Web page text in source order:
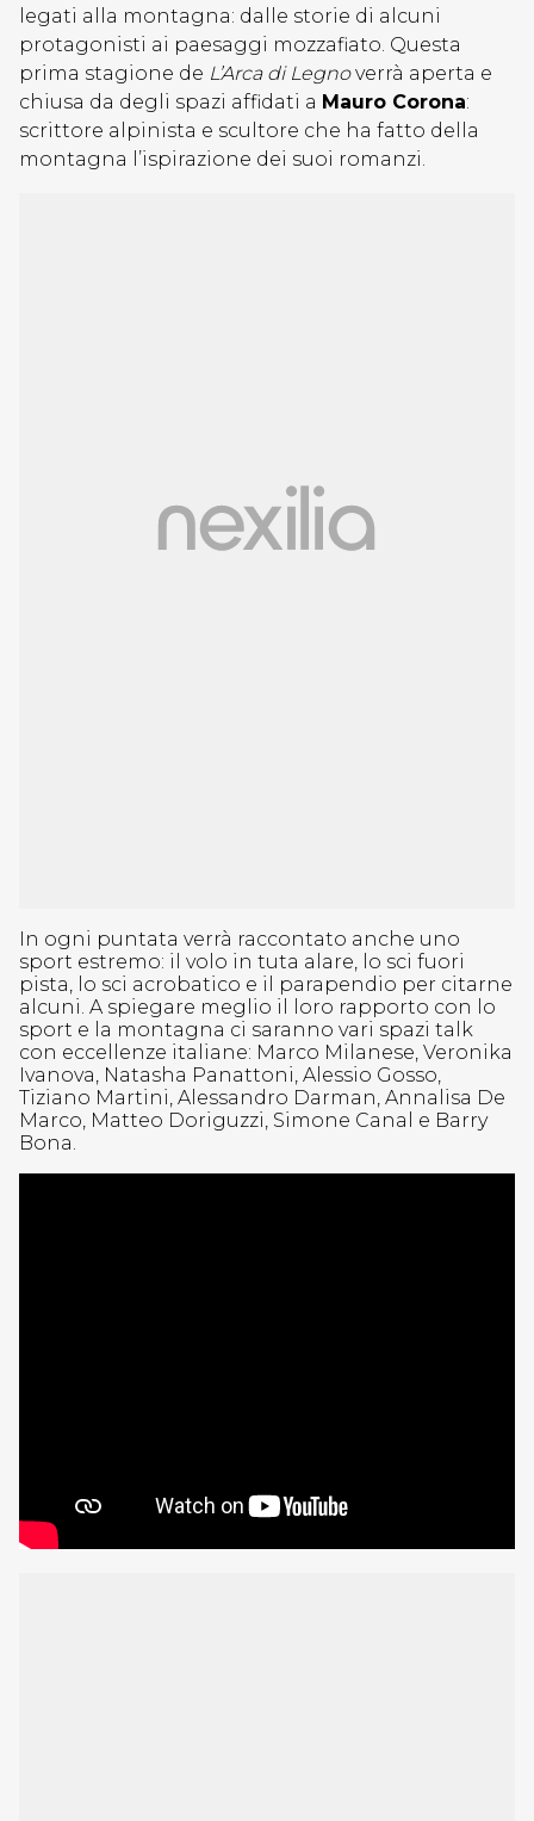
legati alla montagna: dalle storie di alcuni
protagonisti ai paesaggi mozzafiato. Questa
prima stagione de L’Arca di Legnoverrà aperta e
chiusa da degli spazi affidati a Mauro Corona:
scrittore alpinista e scultore che ha fatto della
montagna l’ispirazione dei suoi romanzi.
In ogni puntata verrà raccontato anche uno
sport estremo: il volo in tuta alare, lo sci fuori
pista, lo sci acrobatico e il parapendio per citarne
alcuni. A spiegare meglio il loro rapporto con lo
sport e la montagna ci saranno vari spazi talk
con eccellenze italiane: Marco Milanese, Veronika
Ivanova, Natasha Panattoni, Alessio Gosso,
Tiziano Martini, Alessandro Darman, Annalisa De
Marco, Matteo Doriguzzi, Simone Canal e Barry
Bona.